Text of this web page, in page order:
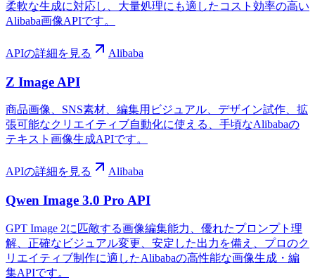
柔軟な生成に対応し、大量処理にも適したコスト効率の高い
Alibaba画像APIです。
APIの詳細を見る Alibaba
Z Image API
商品画像、SNS素材、編集用ビジュアル、デザイン試作、拡
張可能なクリエイティブ自動化に使える、手頃なAlibabaの
テキスト画像生成APIです。
APIの詳細を見る Alibaba
Qwen Image 3.0 Pro API
GPT Image 2に匹敵する画像編集能力、優れたプロンプト理
解、正確なビジュアル変更、安定した出力を備え、プロのク
リエイティブ制作に適したAlibabaの高性能な画像生成・編
集APIです。